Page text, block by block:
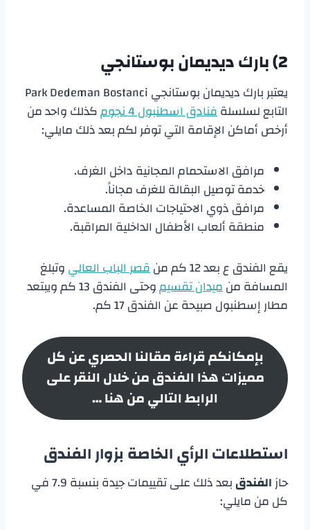
2) بارك ديديمان بوستانجي
يعتبر بارك ديديمان بوستانجي Park Dedeman Bostanci
التابع لسلسلةفنادق اسطنبول 4 نجوم
كذلك واحد من
أرخص أماكن الإقامة التي توفر لكم بعد ذلك مايلي:
مرافق الاستحمام المجانية داخل الغرف.
خدمة توصيل البقالة للغرف مجاناً.
مرافق ذوي الاحتياجات الخاصة المساعدة.
منطقة ألعاب الأطفال الداخلية المراقبة.
يقع الفندق ع بعد 12 كم من
قصر الباب العاليوتبلغ
المسافة منميدان تقسيم
وحتى الفندق 13 كم ويبتعد
مطار إسطنبول صبيحة عن الفندق 17 كم.
بإمكانكم قراءة مقالنا الحصري عن كل
مميزات هذا الفندق من خلال النقر على
الرابط التالي من هنا …
استطلاعات الرأي الخاصة بزوار الفندق
حازالفندق
بعد ذلك على تقييمات جيدة بنسبة 7.9 في
كل من مايلي: